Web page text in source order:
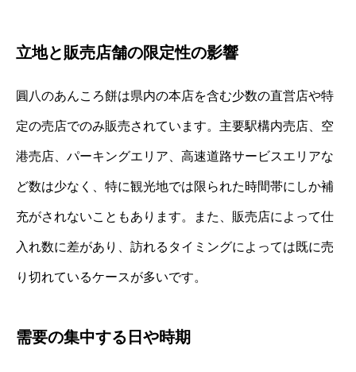
立地と販売店舗の限定性の影響
圓八のあんころ餅は県内の本店を含む少数の直営店や特
定の売店でのみ販売されています。主要駅構内売店、空
港売店、パーキングエリア、高速道路サービスエリアな
ど数は少なく、特に観光地では限られた時間帯にしか補
充がされないこともあります。また、販売店によって仕
入れ数に差があり、訪れるタイミングによっては既に売
り切れているケースが多いです。
需要の集中する日や時期